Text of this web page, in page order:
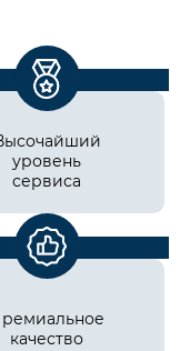
уровень
сервиса
качество